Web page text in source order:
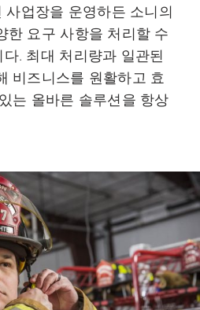
업장을 운영하든 소니의
한 요구 사항을 처리할 수
. 최대 처리량과 일관된
비즈니스를 원활하고 효
는 올바른 솔루션을 항상